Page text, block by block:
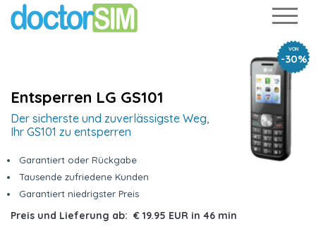
VON
-30%
Entsperren LG GS101
Der sicherste und zuverlässigste Weg,
Ihr GS101 zu entsperren
Garantiert oder Rückgabe
Tausende zufriedene Kunden
Garantiert niedrigster Preis
Preis und Lieferung ab: € 19.95 EUR in 46 min